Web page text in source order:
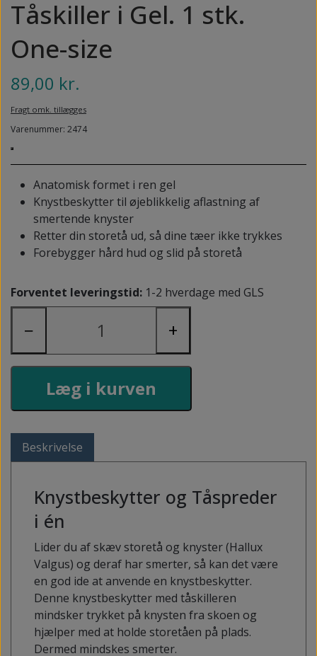
NEDSUNKEN FORFOD
URO I BENENE/RESTLESS LEGS
NILOCIN
Tåskiller i Gel. 1 stk.
One-size
89,00 kr.
Fragt omk. tillægges
Varenummer: 2474
Anatomisk formet i ren gel
Knystbeskytter til øjeblikkelig aflastning af
smertende knyster
Retter din storetå ud, så dine tæer ikke trykkes
Forebygger hård hud og slid på storetå
Forventet leveringstid: 1-2 hverdage med GLS
− +
Læg i kurven
Beskrivelse
Knystbeskytter og Tåspreder
i én
Lider du af skæv storetå og knyster (Hallux
Valgus) og deraf har smerter, så kan det være
en god ide at anvende en knystbeskytter.
Denne knystbeskytter med tåskilleren
mindsker trykket på knysten fra skoen og
hjælper med at holde storetåen på plads.
Dermed mindskes smerter.